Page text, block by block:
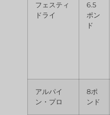
フェスティ
ドライ
6.5
ポン
ド
アルパイ
ン・プロ
8ポ
ンド